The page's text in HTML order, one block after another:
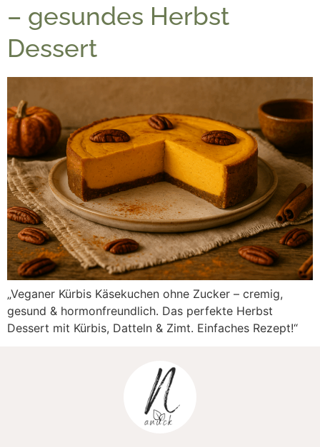
– gesundes Herbst
Dessert
„Veganer Kürbis Käsekuchen ohne Zucker – cremig,
gesund & hormonfreundlich. Das perfekte Herbst
Dessert mit Kürbis, Datteln & Zimt. Einfaches Rezept!“